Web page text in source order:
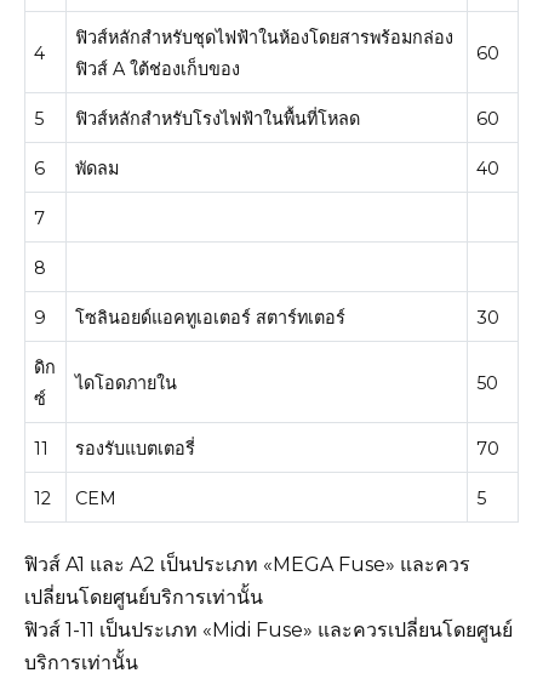
4
ฟิวส์​หลัก​สำหรับ​ชุด​ไฟฟ้า​ใน​ห้องโดยสารพร้อม​กล่อง​
ฟิวส์ A ใต้​ช่องเก็บของ
60
5 ฟิวส์หลักสำหรับโรงไฟฟ้าในพื้นที่โหลด 60
6 พัดลม 40
7
8
9 โซลินอยด์แอคทูเอเตอร์ สตาร์ทเตอร์ 30
ดิก
ซ์
ไดโอดภายใน 50
11 รองรับแบตเตอรี่ 70
12 CEM 5
ฟิวส์ A1 และ A2 เป็นประเภท «MEGA Fuse» และควร
เปลี่ยนโดยศูนย์บริการเท่านั้น
ฟิวส์ 1-11 เป็นประเภท «Midi Fuse» และควรเปลี่ยนโดยศูนย์
บริการเท่านั้น